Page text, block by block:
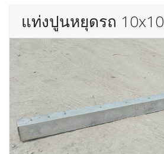
แท่งปูนหยุดรถ 10x10